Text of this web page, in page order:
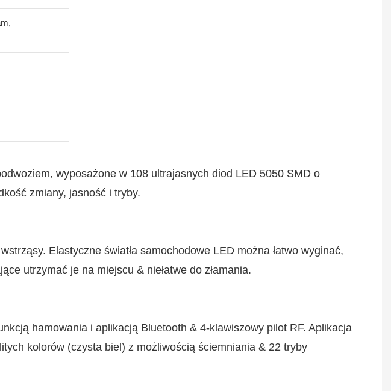
kolorów (czysta biel) z możliwością ściemniania & 22 tryby